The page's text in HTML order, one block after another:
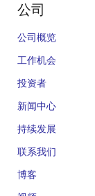
公司
公司概览
工作机会
投资者
新闻中心
持续发展
联系我们
博客